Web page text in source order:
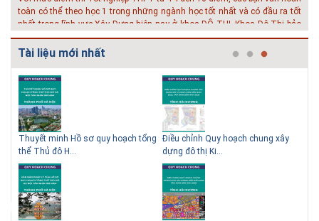
toàn có thể theo học 1 trong những ngành học tốt nhất và có đầu ra tốt
nhất trong lĩnh vực Xây Dựng hiện nay ở khoa ĐÔ THỊ. Khoa Đô Thị bảo
đảm 100% t...
# 26.06.2018 | 10:57
Hội thảo quốc tế ''Xây dựng đô thị thông minh – Hướng đến
phát triển bền vững” /...
Phát triển đô thị thông minh và bền vững đang là mục tiêu của rất nhiều
thành phố trên thế giới. Tại Việt Nam, đã có gần 20 tỉnh, thành phố trên
toàn quốc đang triển khai hoặc khởi động các đề án về đô thị thông
minh. Vi...
# 23.06.2018 | 15:37
Hội thảo về sàn bê tông chất lượng cao tại Hà Nội và TP Hồ
Chí Minh
Hội thảo “Sàn bê tông chất lượng cao – công nghệ mới nhất tại Châu Âu
Tài liệu mới nhất
Thuyết minh Hồ sơ quy hoạch tổng
thể Thủ đô H...
Điều chỉnh Quy hoạch chung xây
dựng đô thị Ki...